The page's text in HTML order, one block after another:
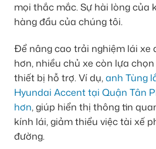
mọi thắc mắc. Sự hài lòng của
hàng đầu của chúng tôi.
Để nâng cao trải nghiệm lái xe
hơn, nhiều chủ xe còn lựa
thiết bị hỗ trợ. Ví dụ,anh Tùng
Hyundai Accent tại Quận Tân
hơn, giúp hiển thị thông tin
kính lái, giảm thiểu việc tài xế
đường.